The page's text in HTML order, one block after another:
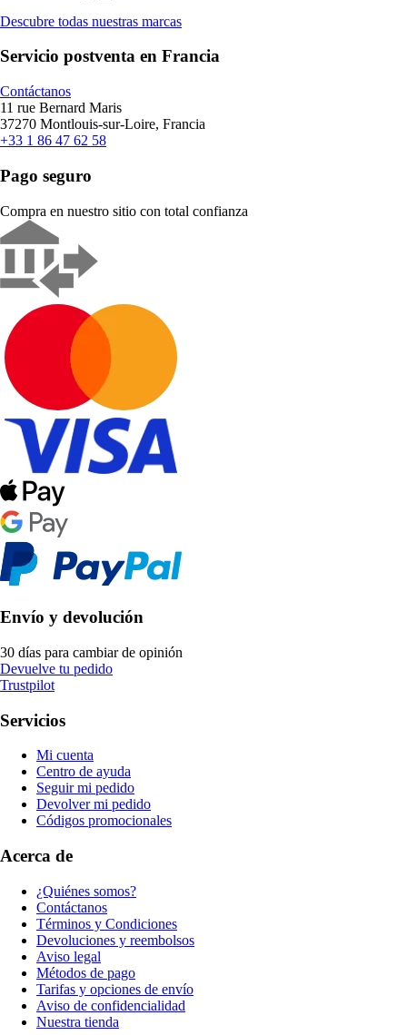
Descubre todas nuestras marcas
Servicio postventa en Francia
Contáctanos
11 rue Bernard Maris
37270 Montlouis-sur-Loire, Francia
+33 1 86 47 62 58
Pago seguro
Compra en nuestro sitio con total confianza
Envío y devolución
30 días para cambiar de opinión
Devuelve tu pedido
Trustpilot
Servicios
Mi cuenta
Centro de ayuda
Seguir mi pedido
Devolver mi pedido
Códigos promocionales
Acerca de
¿Quiénes somos?
Contáctanos
Términos y Condiciones
Devoluciones y reembolsos
Aviso legal
Métodos de pago
Tarifas y opciones de envío
Aviso de confidencialidad
Nuestra tienda